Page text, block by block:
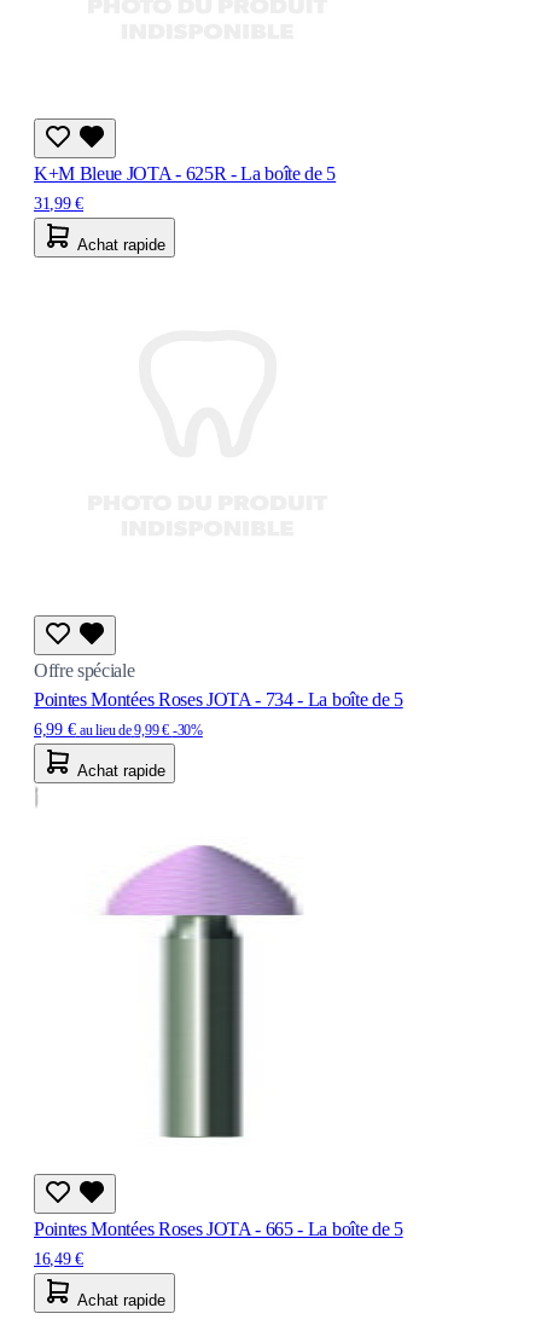
K+M Bleue JOTA - 625R - La boîte de 5
31,99 €
Achat rapide
Offre spéciale
Pointes Montées Roses JOTA - 734 - La boîte de 5
6,99 € au lieu de9,99 € -30%
Achat rapide
Pointes Montées Roses JOTA - 665 - La boîte de 5
16,49 €
Achat rapide